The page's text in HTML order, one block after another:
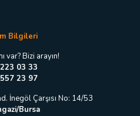
a
Bilgileri
var? Bizi arayın!
03 33
23 97
İnegöl Çarşısı No: 14/53
Bursa